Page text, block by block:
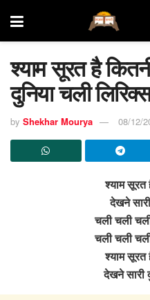
श्याम सूरत है
दुनिया चली लिरिक्स
by Shekhar Mourya 08/12/
श्याम सूरत
देखने
चली चली
चली चली
श्याम सूरत
देखने सारी